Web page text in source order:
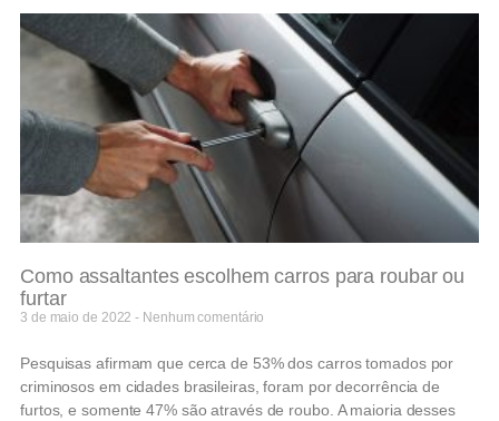
Como assaltantes escolhem carros para roubar ou
furtar
3 de maio de 2022 Nenhum comentário
Pesquisas afirmam que cerca de 53% dos carros tomados por
criminosos em cidades brasileiras, foram por decorrência de
furtos, e somente 47% são através de roubo. A maioria desses